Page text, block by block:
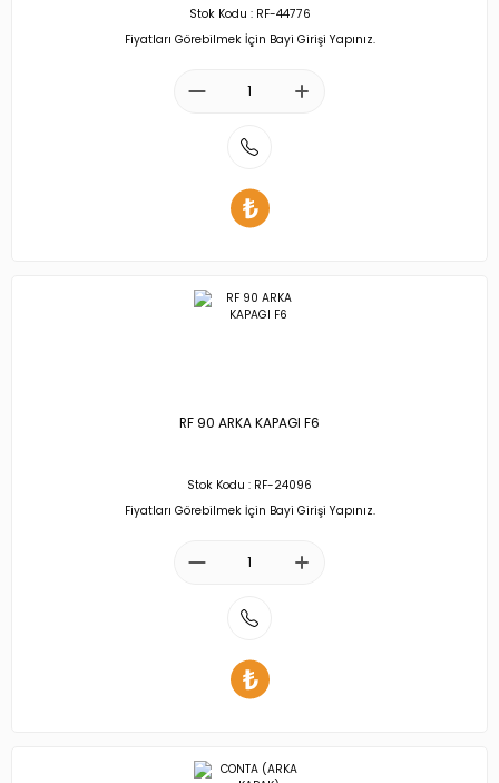
Stok Kodu : RF-44776
Fiyatları Görebilmek İçin Bayi Girişi Yapınız.
RF 90 ARKA KAPAGI F6
Stok Kodu : RF-24096
Fiyatları Görebilmek İçin Bayi Girişi Yapınız.